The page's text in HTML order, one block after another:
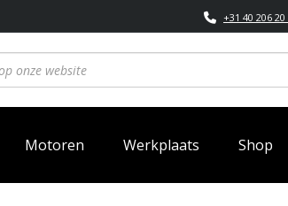
+31 40 206 20
Motoren Werkplaats Shop